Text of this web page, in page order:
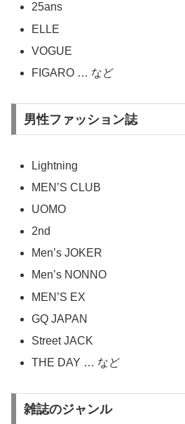
25ans
ELLE
VOGUE
FIGARO … など
男性ファッション誌
Lightning
MEN’S CLUB
UOMO
2nd
Men’s JOKER
Men’s NONNO
MEN’S EX
GQ JAPAN
Street JACK
THE DAY … など
雑誌のジャンル